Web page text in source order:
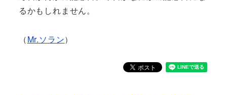
るかもしれません。
（Mr.ソラン）